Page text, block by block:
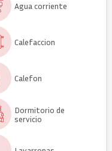
Agua corriente
Calefaccion
Calefon
Dormitorio de
servicio